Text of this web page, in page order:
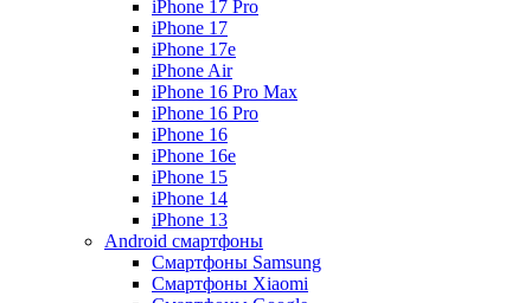
iPhone 17 Pro
iPhone 17
iPhone 17e
iPhone Air
iPhone 16 Pro Max
iPhone 16 Pro
iPhone 16
iPhone 16e
iPhone 15
iPhone 14
iPhone 13
Android cмартфоны
Смартфоны Samsung
Смартфоны Xiaomi